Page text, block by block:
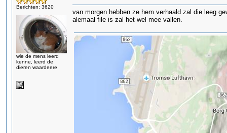
Berichten: 3620
wie de mens leerd
kenne, leerd de
dieren waardeere
van morgen hebben ze hem verhaald zal die leeg
alemaal file is zal het wel mee vallen.